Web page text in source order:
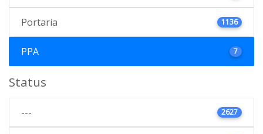
Portaria 1136
PPA 7
Status
--- 2627